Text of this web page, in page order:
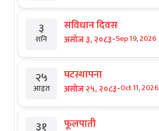
३
शनि
संविधान दिवस
असोज ३, २०८३-Sep 19, 2026
२५
आइत
घटस्थापना
असोज २५, २०८३-Oct 11, 2026
३१ फूलपाती